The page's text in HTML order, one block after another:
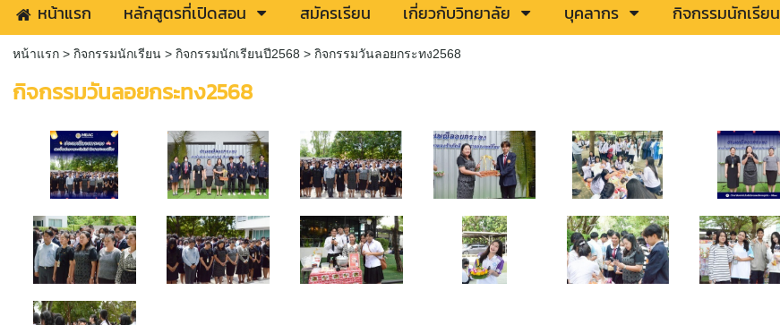
หน้าแรก หลักสูตรที่เปิดสอน สมัครเรียน เกี่ยวกับวิทยาลัย บุคลากร กิจกรรมนักเรียน
หน้าแรก> กิจกรรมนักเรียน > กิจกรรมนักเรียนปี2568 > กิจกรรมวันลอยกระทง2568
กิจกรรมวันลอยกระทง2568